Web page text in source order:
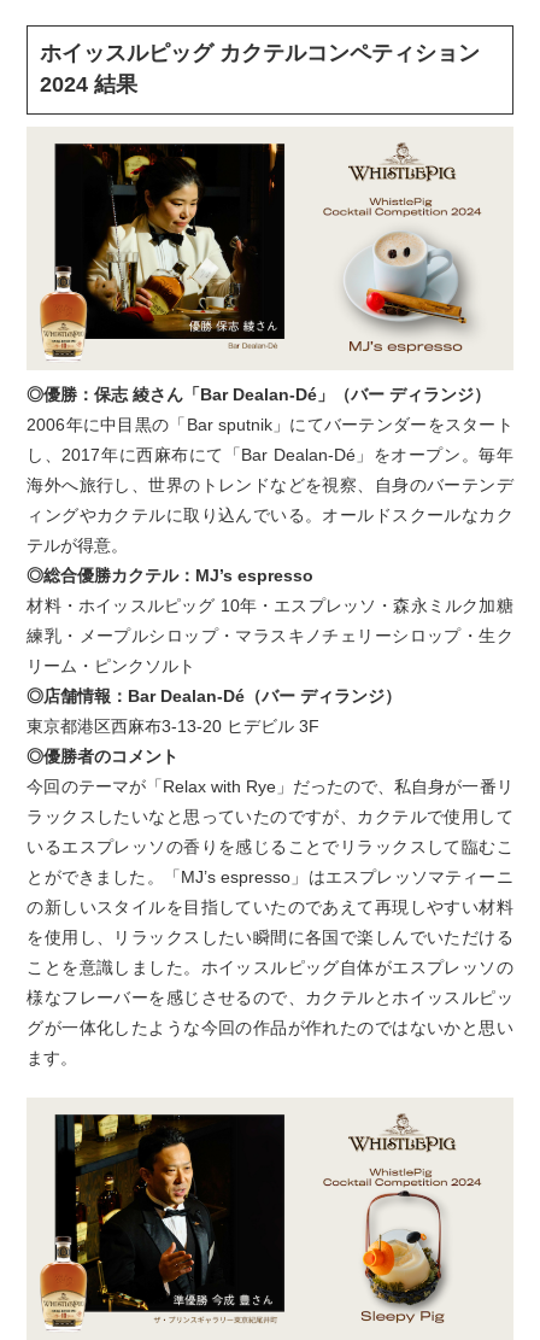
ホイッスルピッグ カクテルコンペティション
2024 結果
◎優勝：保志 綾さん「Bar Dealan-Dé」（バー ディランジ）
2006年に中目黒の「Bar sputnik」にてバーテンダーをスタート
し、2017年に西麻布にて「Bar Dealan-Dé」をオープン。毎年
海外へ旅行し、世界のトレンドなどを視察、自身のバーテンデ
ィングやカクテルに取り込んでいる。オールドスクールなカク
テルが得意。
◎総合優勝カクテル：MJ’s espresso
材料・ホイッスルピッグ 10年・エスプレッソ・森永ミルク加糖
練乳・メープルシロップ・マラスキノチェリーシロップ・生ク
リーム・ピンクソルト
◎店舗情報：Bar Dealan-Dé（バー ディランジ）
東京都港区西麻布3-13-20 ヒデビル 3F
◎優勝者のコメント
今回のテーマが「Relax with Rye」だったので、私自身が一番リ
ラックスしたいなと思っていたのですが、カクテルで使用して
いるエスプレッソの香りを感じることでリラックスして臨むこ
とができました。「MJ’s espresso」はエスプレッソマティーニ
の新しいスタイルを目指していたのであえて再現しやすい材料
を使用し、リラックスしたい瞬間に各国で楽しんでいただける
ことを意識しました。ホイッスルピッグ自体がエスプレッソの
様なフレーバーを感じさせるので、カクテルとホイッスルピッ
グが一体化したような今回の作品が作れたのではないかと思い
ます。